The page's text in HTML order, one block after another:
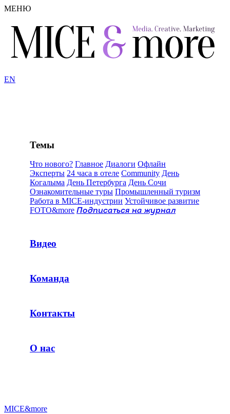
МЕНЮ
EN
Темы
Что нового? Главное Диалоги Офлайн
Эксперты 24 часа в отеле Community День
Когалыма День Петербурга День Сочи
Ознакомительные туры Промышленный туризм
Работа в MICE-индустрии Устойчивое развитие
FOTO&more Подписаться на журнал
Видео
Команда
Контакты
О нас
MICE&more